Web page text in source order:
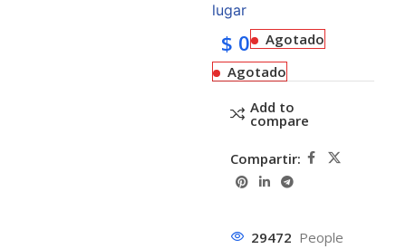
lugar
$ 0
Agotado
Agotado
Add to
compare
Compartir:
29472 People